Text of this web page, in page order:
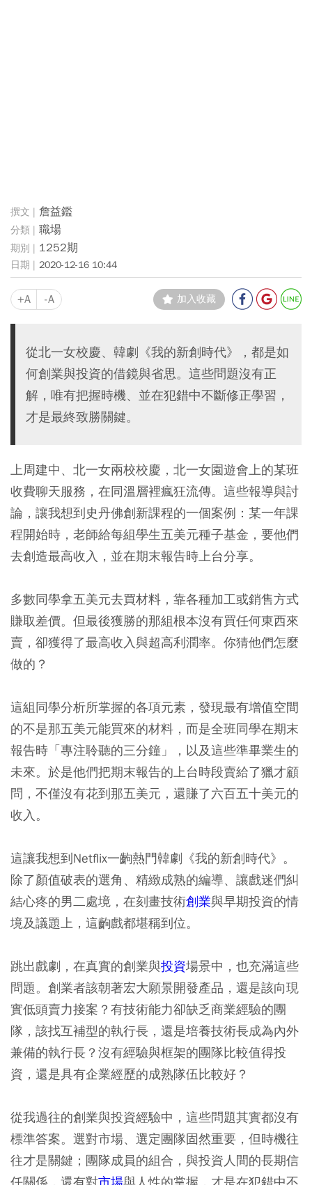
詹益鑑
職場
1252期
2020-12-16 10:44
+A -A 加入收藏
從北一女校慶、韓劇《我的新創時代》，都是如
何創業與投資的借鏡與省思。這些問題沒有正
解，唯有把握時機、並在犯錯中不斷修正學習，
才是最終致勝關鍵。
上周建中、北一女兩校校慶，北一女園遊會上的某班
收費聊天服務，在同溫層裡瘋狂流傳。這些報導與討
論，讓我想到史丹佛創新課程的一個案例：某一年課
程開始時，老師給每組學生五美元種子基金，要他們
去創造最高收入，並在期末報告時上台分享。
多數同學拿五美元去買材料，靠各種加工或銷售方式
賺取差價。但最後獲勝的那組根本沒有買任何東西來
賣，卻獲得了最高收入與超高利潤率。你猜他們怎麼
做的？
這組同學分析所掌握的各項元素，發現最有增值空間
的不是那五美元能買來的材料，而是全班同學在期末
報告時「專注聆聽的三分鐘」，以及這些準畢業生的
未來。於是他們把期末報告的上台時段賣給了獵才顧
問，不僅沒有花到那五美元，還賺了六百五十美元的
收入。
這讓我想到Netflix一齣熱門韓劇《我的新創時代》。
除了顏值破表的選角、精緻成熟的編導、讓戲迷們糾
結心疼的男二處境，在刻畫技術創業與早期投資的情
境及議題上，這齣戲都堪稱到位。
跳出戲劇，在真實的創業與投資場景中，也充滿這些
問題。創業者該朝著宏大願景開發產品，還是該向現
實低頭賣力接案？有技術能力卻缺乏商業經驗的團
隊，該找互補型的執行長，還是培養技術長成為內外
兼備的執行長？沒有經驗與框架的團隊比較值得投
資，還是具有企業經歷的成熟隊伍比較好？
從我過往的創業與投資經驗中，這些問題其實都沒有
標準答案。選對市場、選定團隊固然重要，但時機往
往才是關鍵；團隊成員的組合，與投資人間的長期信
任關係，還有對市場與人性的掌握，才是在犯錯中不